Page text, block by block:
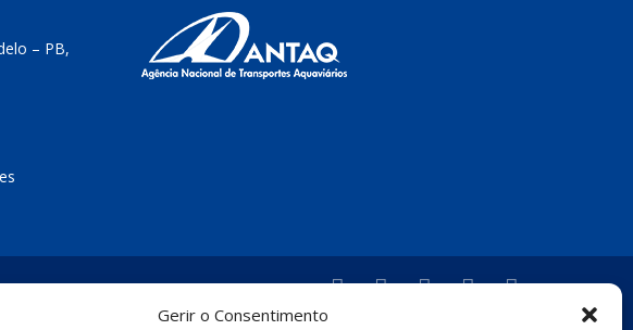
Gerir o Consentimento
– PB,